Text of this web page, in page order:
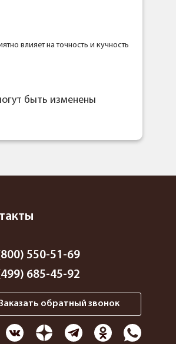
влияет на точность и кучность
быть изменены
550-51-69
685-45-92
обратный звонок